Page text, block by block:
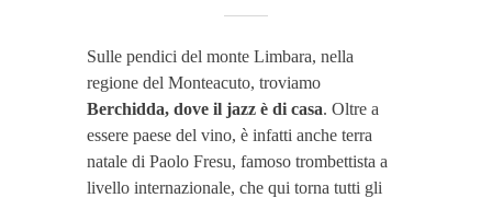
Sulle pendici del monte Limbara, nella
regione del Monteacuto, troviamo
Berchidda, dove il jazz è di casa. Oltre a
essere paese del vino, è infatti anche terra
natale di Paolo Fresu, famoso trombettista a
livello internazionale, che qui torna tutti gli